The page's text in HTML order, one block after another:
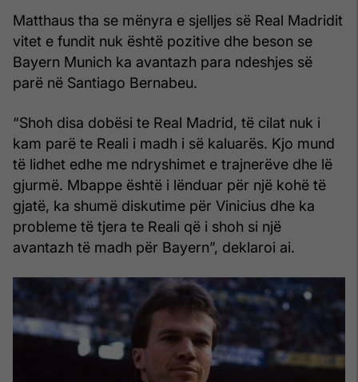
Matthaus tha se mënyra e sjelljes së Real Madridit
vitet e fundit nuk është pozitive dhe beson se
Bayern Munich ka avantazh para ndeshjes së
parë në Santiago Bernabeu.
“Shoh disa dobësi te Real Madrid, të cilat nuk i
kam parë te Reali i madh i së kaluarës. Kjo mund
të lidhet edhe me ndryshimet e trajnerëve dhe lë
gjurmë. Mbappe është i lënduar për një kohë të
gjatë, ka shumë diskutime për Vinicius dhe ka
probleme të tjera te Reali që i shoh si një
avantazh të madh për Bayern”, deklaroi ai.